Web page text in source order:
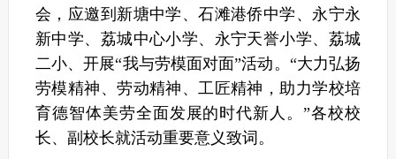
会，应邀到新塘中学、石滩港侨中学、永宁永
新中学、荔城中心小学、永宁天誉小学、荔城
二小、开展“我与劳模面对面”活动。“大力弘扬
劳模精神、劳动精神、工匠精神，助力学校培
育德智体美劳全面发展的时代新人。”各校校
长、副校长就活动重要意义致词。